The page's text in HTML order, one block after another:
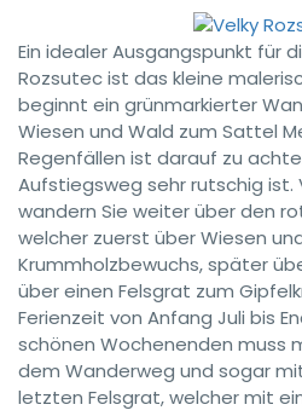
Ein idealer Ausgangspunkt für
Rozsutec ist das kleine
beginnt ein grünmarkierter
Wiesen und Wald zum Sattel
Regenfällen ist darauf zu
Aufstiegsweg sehr rutschig ist.
wandern Sie weiter über den
welcher zuerst über Wiesen
Krummholzbewuchs, später
über einen Felsgrat zum
Ferienzeit von Anfang Juli bis
schönen Wochenenden muss
dem Wanderweg und sogar
letzten Felsgrat, welcher mit